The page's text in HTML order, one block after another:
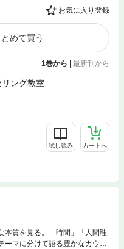
お気に入り登録
めて買う
1巻から 最新刊から
ング教室
試し読み カートへ
本質を見る。「時間」「人間理
ーマに分けて語る豊かなカウン